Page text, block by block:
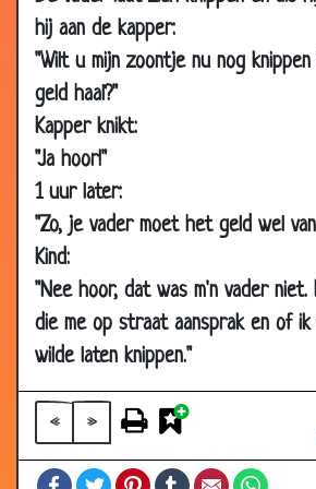
hij aan de kapper:
"Wilt u mijn zoontje nu nog
geld haal?"
Kapper knikt:
"Ja hoor!"
1 uur later:
"Zo, je vader moet het geld wel
Kind:
"Nee hoor, dat was m'n vader niet.
die me op straat aansprak en of
wilde laten knippen."
« »
FacebookTwitterPinterestTumblrEmail
2006
2006
Gejatte jas
12 Aug
2006
Typex
11 Aug
2006
2 Mummies
11 Aug
2006
10 Aug
2006
Sherlock Holmes
08 Aug
2006
Verhuiswagens
2006